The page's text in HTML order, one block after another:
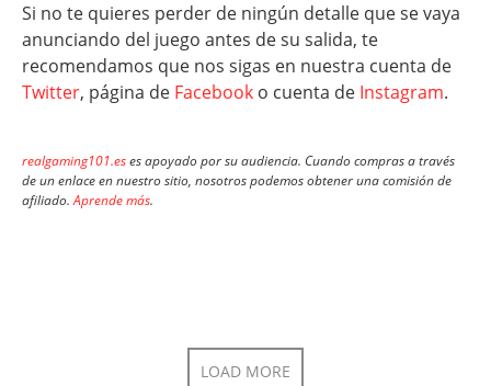
Si no te quieres perder de ningún detalle que se vaya
anunciando del juego antes de su salida, te
recomendamos que nos sigas en nuestra cuenta de
Twitter, página de Facebook o cuenta de Instagram.
realgaming101.eses apoyado por su audiencia. Cuando compras a través
de un enlace en nuestro sitio, nosotros podemos obtener una comisión de
afiliado.Aprende más.
LOAD MORE